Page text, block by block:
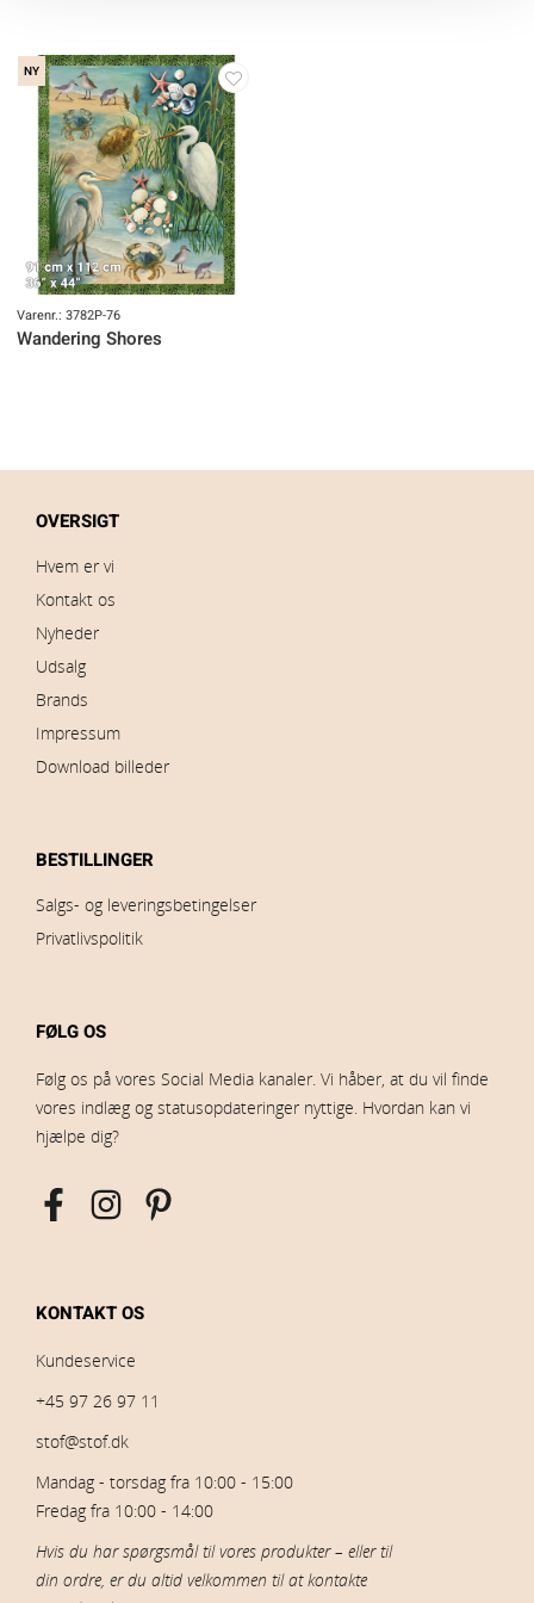
NY
Varenr.: 3782P-76
Wandering Shores
OVERSIGT
Hvem er vi
Kontakt os
Nyheder
Udsalg
Brands
Impressum
Download billeder
BESTILLINGER
Salgs- og leveringsbetingelser
Privatlivspolitik
FØLG OS
Følg os på vores Social Media kanaler. Vi håber, at du vil finde
vores indlæg og statusopdateringer nyttige. Hvordan kan vi
hjælpe dig?
KONTAKT OS
Kundeservice
+45 97 26 97 11
stof@stof.dk
Mandag - torsdag fra 10:00 - 15:00
Fredag fra 10:00 - 14:00
Hvis du har spørgsmål til vores produkter – eller til
din ordre, er du altid velkommen til at kontakte